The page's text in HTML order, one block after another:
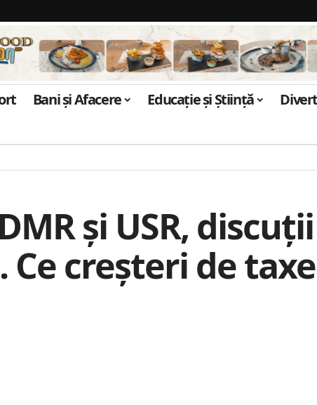
Bani și Afacere Educație și Știință
și USR,
creșteri de